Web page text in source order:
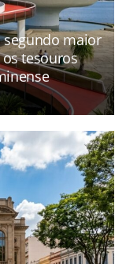
maior
tesouros